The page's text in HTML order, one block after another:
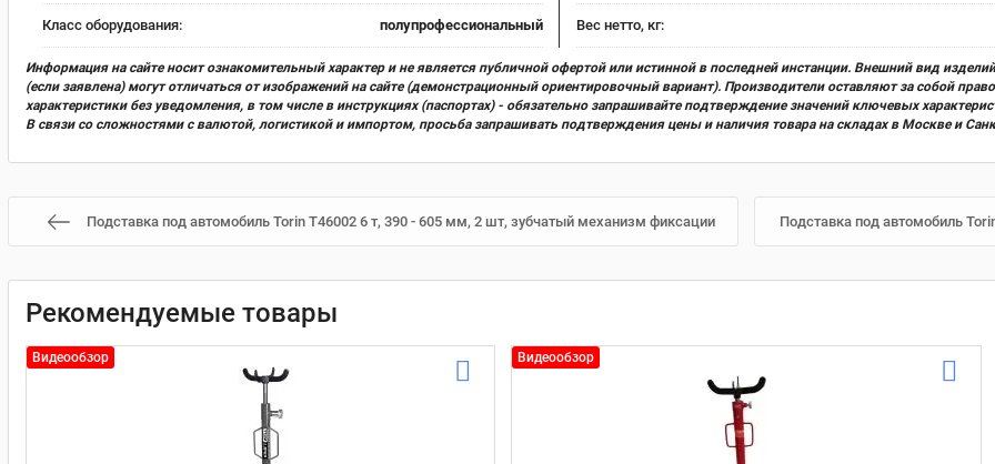
Класс оборудования: полупрофессиональный Вес нетто, кг:
Информация на сайте носит ознакомительный характер и не является публичной офертой или истинной в последней инстанции. Внешний вид
(если заявлена) могут отличаться от изображений на сайте (демонстрационный ориентировочный вариант). Производители оставляют за собой
характеристики без уведомления, в том числе в инструкциях (паспортах) - обязательно запрашивайте подтверждение значений ключевых
В связи со сложностями с валютой, логистикой и импортом, просьба запрашивать подтверждения цены и наличия товара на складах в Москве и
Подставка под автомобиль Torin T46002 6 т, 390 - 605 мм, 2 шт, зубчатый механизм фиксации Подставка под автомобиль
Рекомендуемые товары
Видеообзор Видеообзор